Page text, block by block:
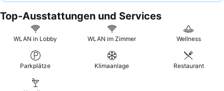
dasFrühstücksbuffetist ein Highlight mit einer umfangreichen
Auswahl und Eierspeisen nach Wunsch. Für ein wirklich
entspannendes Erlebnis empfiehlt es sich, ein Zimmer mit Blick
buchen.
Top-Ausstattungen und Services
WLAN in Lobby WLAN im Zimmer Wellness
Parkplätze Klimaanlage Restaurant